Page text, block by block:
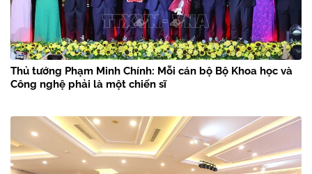
Thủ tướng Phạm Minh Chính: Mỗi cán bộ Bộ Khoa học và
Công nghệ phải là một chiến sĩ